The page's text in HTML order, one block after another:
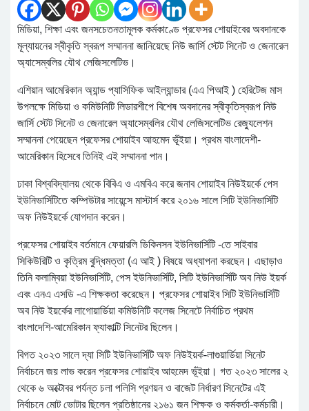
মিডিয়া, শিক্ষা এবং জনসচেতনতামূলক কর্মকাণ্ডে প্রফেসর শোয়াইবের অবদানকে
মূল্যায়নের স্বীকৃতি স্বরূপ সম্মাননা জানিয়েছে নিউ জার্সি স্টেট সিনেট ও জেনারেল
অ্যাসেম্বলির যৌথ লেজিসলেটিভ।
এশিয়ান আমেরিকান অ্যান্ড প্যাসিফিক আইল্যান্ডার (এএ পিআই ) হেরিটেজ মাস
উপলক্ষে মিডিয়া ও কমিউনিটি লিডারশীপে বিশেষ অবদানের স্বীকৃতিস্বরূপ নিউ
জার্সি স্টেট সিনেট ও জেনারেল অ্যাসেম্বলির যৌথ লেজিসলেটিভ রেজ্যুলেশন
সম্মাননা পেয়েছেন প্রফেসর শোয়াইব আহমেদ ভূঁইয়া। প্রথম বাংলাদেশী-
আমেরিকান হিসেবে তিনিই এই সম্মাননা পান।
ঢাকা বিশ্ববিদ্যালয় থেকে বিবিএ ও এমবিএ করে জনাব শোয়াইব নিউইয়র্কে পেস
ইউনিভার্সিটিতে কম্পিউটার সায়েন্সে মাস্টার্স করে ২০১৬ সালে সিটি ইউনিভার্সিটি
অফ নিউইয়র্কে যোগদান করেন।
প্রফেসর শোয়াইব বর্তমানে ফেয়ারলি ডিকিনসন ইউনিভার্সিটি -তে সাইবার
সিকিউরিটি ও কৃত্রিম বুদ্ধিমত্তা (এ আই ) বিষয়ে অধ্যাপনা করছেন। এছাড়াও
তিনি কলাম্বিয়া ইউনিভার্সিটি, পেস ইউনিভার্সিটি, সিটি ইউনিভার্সিটি অব নিউ ইয়র্ক
এবং এনএ এসডি -এ শিক্ষকতা করেছেন। প্রফেসর শোয়াইব সিটি ইউনিভার্সিটি
অব নিউ ইয়র্কের লাগোয়ার্ডিয়া কমিউনিটি কলেজ সিনেটে নির্বাচিত প্রথম
বাংলাদেশি-আমেরিকান ফ্যাকাল্টি সিনেটর ছিলেন।
বিগত ২০২৩ সালে দ্যা সিটি ইউনিভার্সিটি অফ নিউইয়র্ক-লাগুয়ার্ডিয়া সিনেট
নির্বাচনে জয় লাভ করেন প্রফেসর শোয়াইব আহমেদ ভূঁইয়া। গত ২০২৩ সালের ২
থেকে ৬ অক্টোবর পর্যন্ত চলা পলিসি প্রণয়ন ও বাজেট নির্ধারণ সিনেটের এই
নির্বাচনে মোট ভোটার ছিলেন প্রতিষ্ঠানের ২১৬১ জন শিক্ষক ও কর্মকর্তা-কর্মচারী।